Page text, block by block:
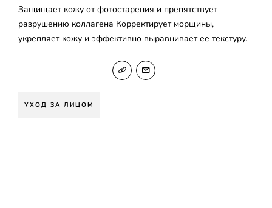
Защищает кожу от фотостарения и препятствует
разрушению коллагена Корректирует морщины,
укрепляет кожу и эффективно выравнивает ее текстуру.
УХОД ЗА ЛИЦОМ